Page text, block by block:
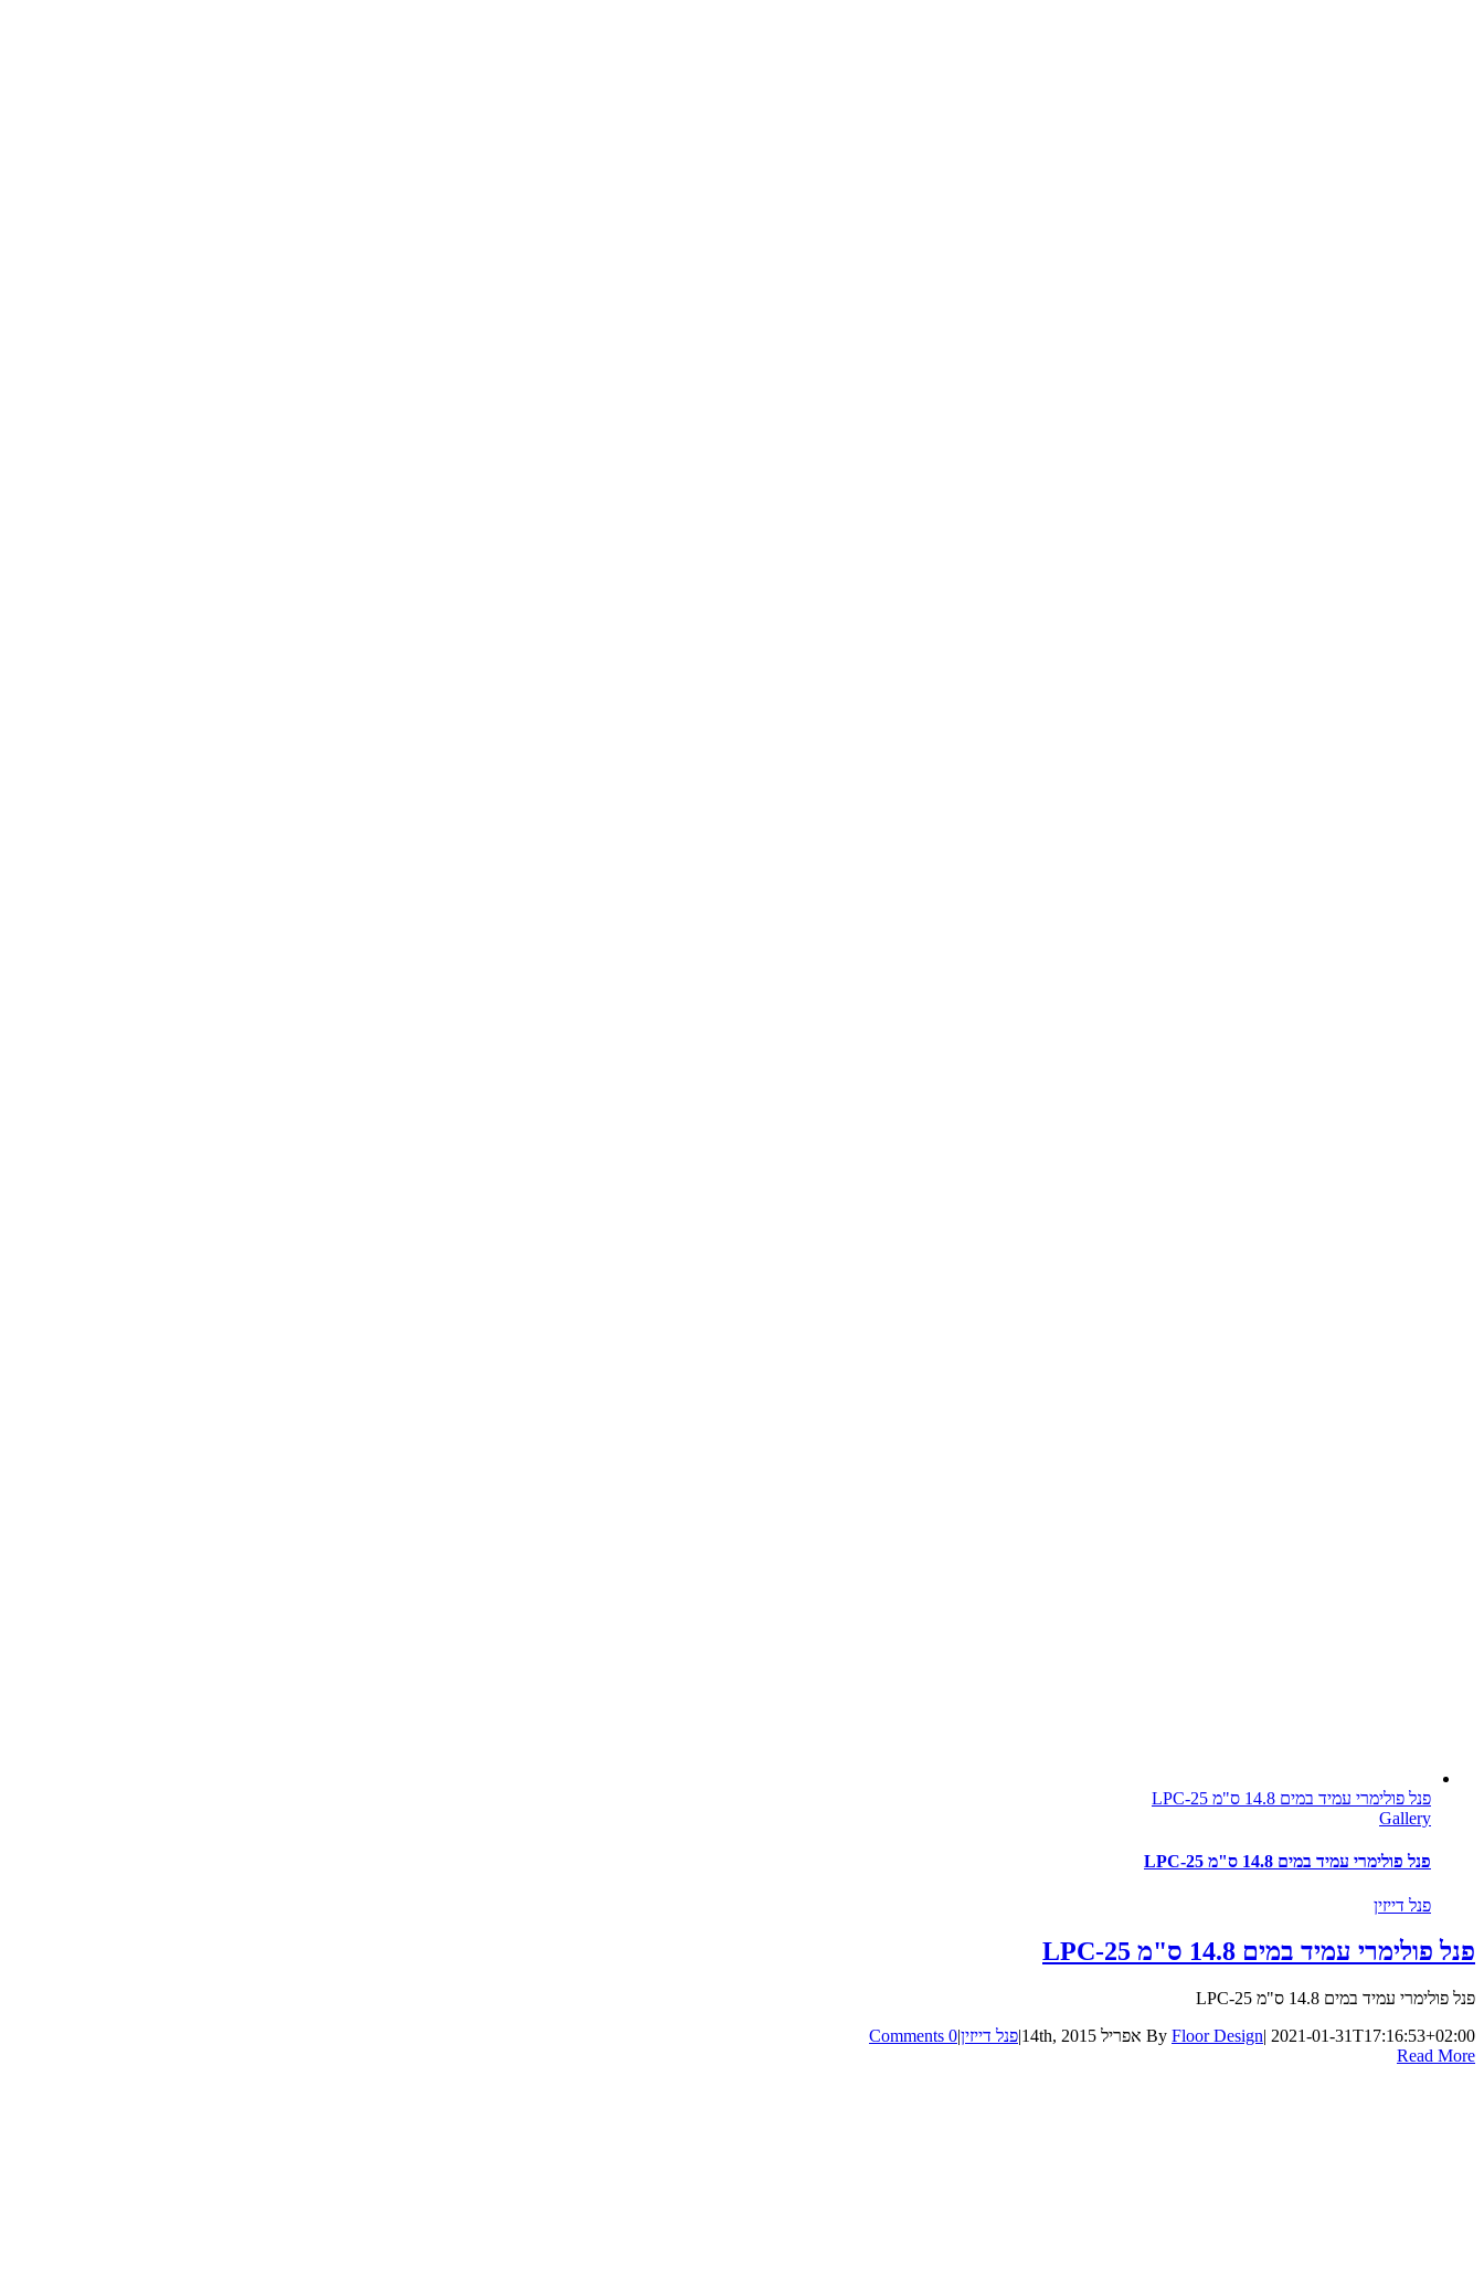
פנל פולימרי עמיד במים 14.8 ס"מ LPC-25
Gallery
פנל פולימרי עמיד במים 14.8 ס"מ LPC-25
פנל דייזין
פנל פולימרי עמיד במים 14.8 ס"מ LPC-25
פנל פולימרי עמיד במים 14.8 ס"מ LPC-25
By Floor Design| 2021-01-31T17:16:53+02:00 אפריל 14th, 2015 |פנל דייזין|
0 Comments
Read More